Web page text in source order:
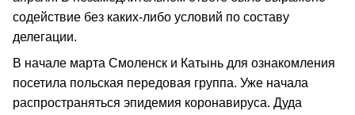
содействие без каких-либо условий по составу
делегации.
В начале марта Смоленск и Катынь для ознакомления
посетила польская передовая группа. Уже начала
распространяться эпидемия коронавируса. Дуда